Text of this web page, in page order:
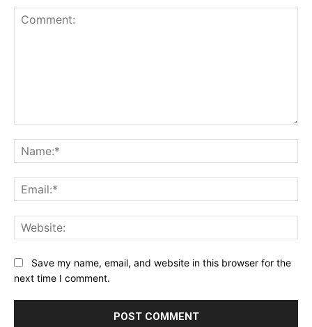
Save my name, email, and website in this browser for the
next time I comment.